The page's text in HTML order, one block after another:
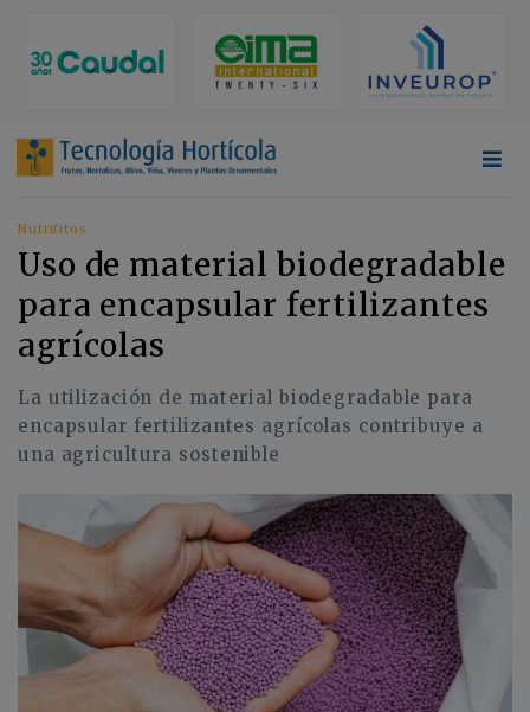
Nutrifitos
Uso de material biodegradable
para encapsular fertilizantes
agrícolas
La utilización de material biodegradable para
encapsular fertilizantes agrícolas contribuye a
una agricultura sostenible